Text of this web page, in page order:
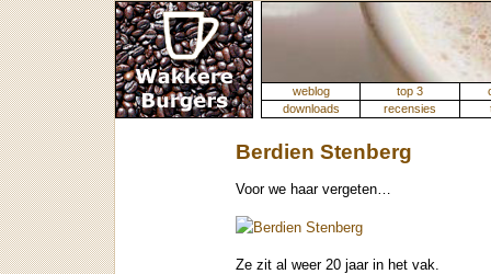
weblog top 3
downloads
recensies
Berdien Stenberg
Voor we haar vergeten…
Ze zit al weer 20 jaar in het vak.